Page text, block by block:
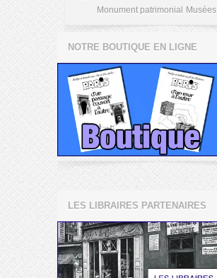
Monument patrimonial
Musées
NOTRE BOUTIQUE EN LIGNE
LES LIBRAIRES PARTENAIRES